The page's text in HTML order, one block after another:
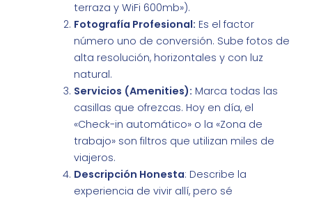
terraza y WiFi 600mb»).
Fotografía Profesional: Es el factor
número uno de conversión. Sube fotos de
alta resolución, horizontales y con luz
natural.
Servicios (Amenities): Marca todas las
casillas que ofrezcas. Hoy en día, el
«Check-in automático» o la «Zona de
trabajo» son filtros que utilizan miles de
viajeros.
Descripción Honesta: Describe la
experiencia de vivir allí, pero sé